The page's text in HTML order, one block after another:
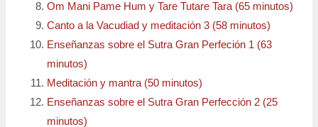
Om Mani Pame Hum y Tare Tutare Tara (65 minutos)
Canto a la Vacudiad y meditación 3 (58 minutos)
Enseñanzas sobre el Sutra Gran Perfeción 1 (63
minutos)
Meditación y mantra (50 minutos)
Enseñanzas sobre el Sutra Gran Perfección 2 (25
minutos)